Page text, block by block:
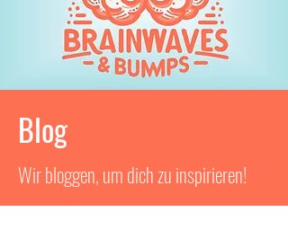
Blog
Wir bloggen, um dich zu inspirieren!